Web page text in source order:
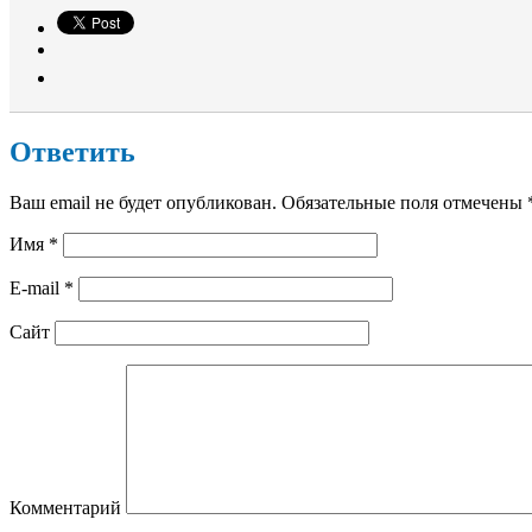
Ответить
Ваш email не будет опубликован. Обязательные поля отмечены
Имя *
E-mail *
Сайт
Комментарий